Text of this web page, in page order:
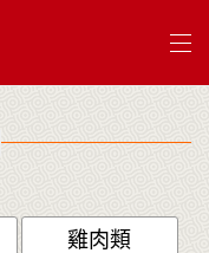
雞肉類